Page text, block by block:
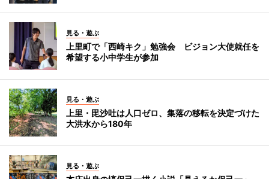
見る・遊ぶ
上里町で「西崎キク」勉強会 ビジョン大使就任を
希望する小中学生が参加
見る・遊ぶ
上里・毘沙吐は人口ゼロ、集落の移転を決定づけた
大洪水から180年
見る・遊ぶ